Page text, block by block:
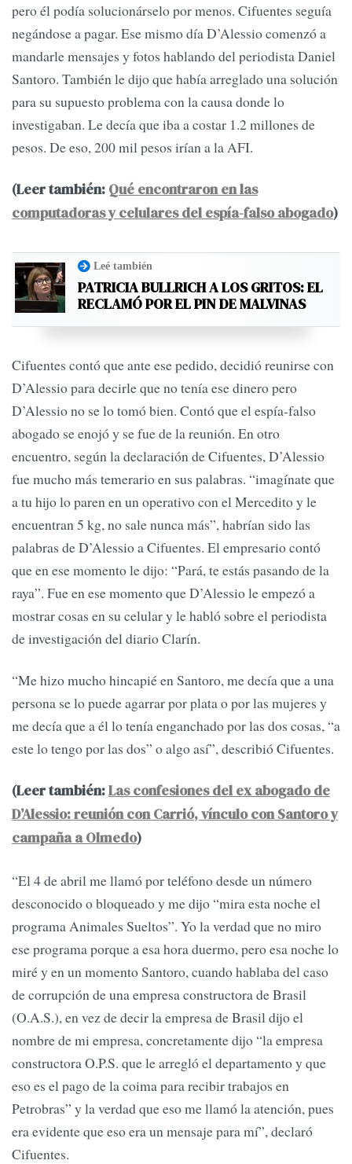
pero él podía solucionárselo por menos. Cifuentes seguía
negándose a pagar. Ese mismo día D’Alessio comenzó a
mandarle mensajes y fotos hablando del periodista Daniel
Santoro. También le dijo que había arreglado una solución
para su supuesto problema con la causa donde lo
investigaban. Le decía que iba a costar 1.2 millones de
pesos. De eso, 200 mil pesos irían a la AFI.
(Leer también: Qué encontraron en las
computadoras y celulares del espía-falso abogado)
Leé también
PATRICIA BULLRICH A LOS GRITOS: EL
RECLAMÓ POR EL PIN DE MALVINAS
Cifuentes contó que ante ese pedido, decidió reunirse con
D’Alessio para decirle que no tenía ese dinero pero
D’Alessio no se lo tomó bien. Contó que el espía-falso
abogado se enojó y se fue de la reunión. En otro
encuentro, según la declaración de Cifuentes, D’Alessio
fue mucho más temerario en sus palabras. “imagínate que
a tu hijo lo paren en un operativo con el Mercedito y le
encuentran 5 kg, no sale nunca más”, habrían sido las
palabras de D’Alessio a Cifuentes. El empresario contó
que en ese momento le dijo: “Pará, te estás pasando de la
raya”. Fue en ese momento que D’Alessio le empezó a
mostrar cosas en su celular y le habló sobre el periodista
de investigación del diario Clarín.
“Me hizo mucho hincapié en Santoro, me decía que a una
persona se lo puede agarrar por plata o por las mujeres y
me decía que a él lo tenía enganchado por las dos cosas, “a
este lo tengo por las dos” o algo así”, describió Cifuentes.
(Leer también:Las confesiones del ex abogado de
D’Alessio: reunión con Carrió, vínculo con Santoro y
campaña a Olmedo)
“El 4 de abril me llamó por teléfono desde un número
desconocido o bloqueado y me dijo “mira esta noche el
programa Animales Sueltos”. Yo la verdad que no miro
ese programa porque a esa hora duermo, pero esa noche lo
miré y en un momento Santoro, cuando hablaba del caso
de corrupción de una empresa constructora de Brasil
(O.A.S.), en vez de decir la empresa de Brasil dijo el
nombre de mi empresa, concretamente dijo “la empresa
constructora O.P.S. que le arregló el departamento y que
eso es el pago de la coima para recibir trabajos en
Petrobras” y la verdad que eso me llamó la atención, pues
era evidente que eso era un mensaje para mí”, declaró
Cifuentes.